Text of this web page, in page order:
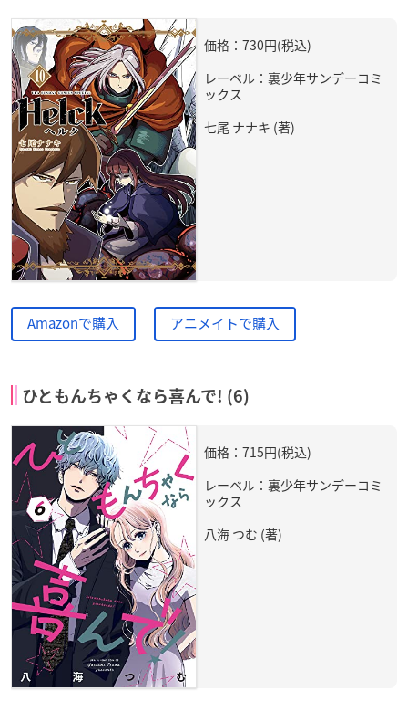
価格：730円(税込)
レーベル：裏少年サンデーコミ
ックス
七尾 ナナキ (著)
Amazonで購入 アニメイトで購入
ひともんちゃくなら喜んで! (6)
価格：715円(税込)
レーベル：裏少年サンデーコミ
ックス
八海 つむ (著)